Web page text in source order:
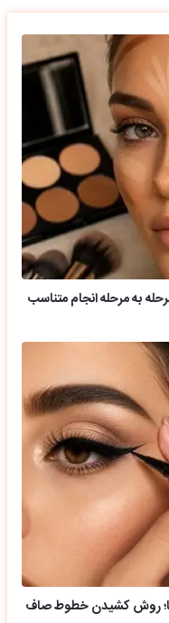
به مرحله انجام متناسب
روش کشیدن خطوط صاف